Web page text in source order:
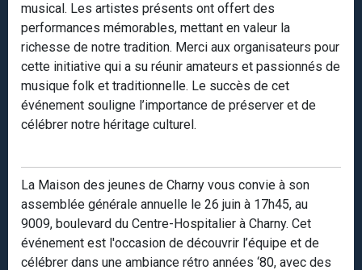
musical. Les artistes présents ont offert des
performances mémorables, mettant en valeur la
richesse de notre tradition. Merci aux organisateurs pour
cette initiative qui a su réunir amateurs et passionnés de
musique folk et traditionnelle. Le succès de cet
événement souligne l’importance de préserver et de
célébrer notre héritage culturel.
La Maison des jeunes de Charny vous convie à son
assemblée générale annuelle le 26 juin à 17h45, au
9009, boulevard du Centre-Hospitalier à Charny. Cet
événement est l'occasion de découvrir l’équipe et de
célébrer dans une ambiance rétro années ‘80, avec des